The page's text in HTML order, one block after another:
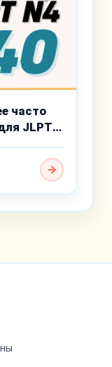
часто
JLPT